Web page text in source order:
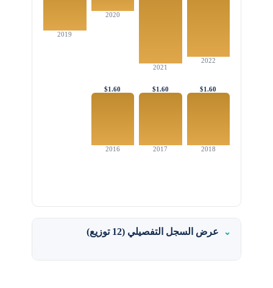
2022
2021
2020
2019
$1.60
2018
$1.60
2017
$1.60
2016
عرض السجل التفصيلي (12 توزيع)